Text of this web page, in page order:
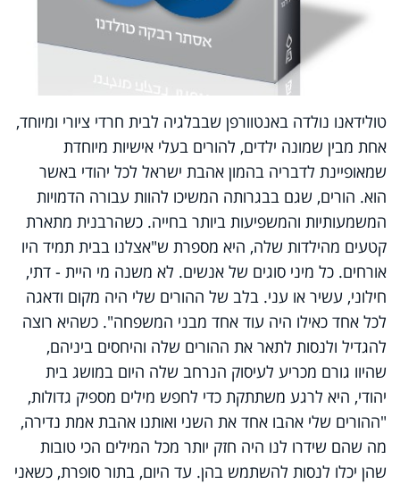
טולידאנו נולדה באנטוורפן שבבלגיה לבית חרדי ציורי ומיוחד,
אחת מבין שמונה ילדים, להורים בעלי אישיות מיוחדת
שמאופיינת לדבריה בהמון אהבת ישראל לכל יהודי באשר
הוא. הורים, שגם בבגרותה המשיכו להוות עבורה הדמויות
המשמעותיות והמשפיעות ביותר בחייה. כשהרבנית מתארת
קטעים מהילדות שלה, היא מספרת ש"אצלנו בבית תמיד היו
אורחים. כל מיני סוגים של אנשים. לא משנה מי היית - דתי,
חילוני, עשיר או עני. בלב של ההורים שלי היה מקום ודאגה
לכל אחד כאילו היה עוד אחד מבני המשפחה". כשהיא רוצה
להגדיל ולנסות לתאר את ההורים שלה והיחסים ביניהם,
שהיוו גורם מכריע לעיסוק הנרחב שלה היום במושג בית
יהודי, היא לרגע משתתקת כדי לחפש מילים מספיק גדולות,
"ההורים שלי אהבו אחד את השני ואותנו אהבת אמת נדירה,
מה שהם שידרו לנו היה חזק יותר מכל המילים הכי טובות
שהן יכלו לנסות להשתמש בהן. עד היום, בתור סופרת, כשאני